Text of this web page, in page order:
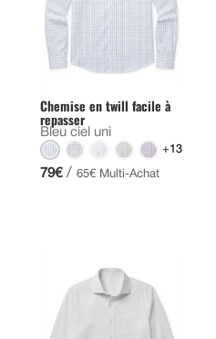
Chemise en twill facile à
repasser
Bleu ciel uni
+13
79€ / 65€ Multi-Achat